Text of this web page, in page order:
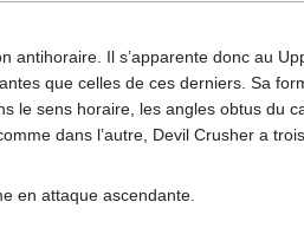
Il s’apparente donc au
que celles de ces derniers. Sa
le sens horaire, les angles obtus du
dans l’autre, Devil Crusher a
en attaque ascendante.